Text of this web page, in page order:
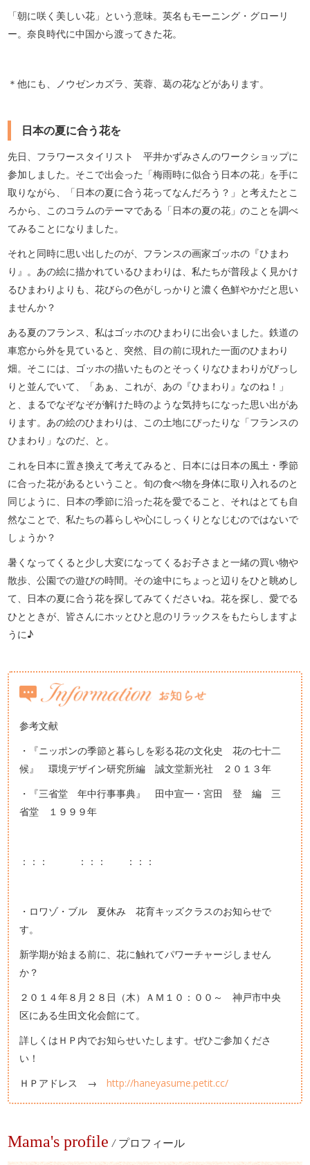
「朝に咲く美しい花」という意味。英名もモーニング・グローリ
ー。奈良時代に中国から渡ってきた花。
＊他にも、ノウゼンカズラ、芙蓉、葛の花などがあります。
日本の夏に合う花を
先日、フラワースタイリスト 平井かずみさんのワークショップに
参加しました。そこで出会った「梅雨時に似合う日本の花」を手に
取りながら、「日本の夏に合う花ってなんだろう？」と考えたとこ
ろから、このコラムのテーマである「日本の夏の花」のことを調べ
てみることになりました。
それと同時に思い出したのが、フランスの画家ゴッホの『ひまわ
り』。あの絵に描かれているひまわりは、私たちが普段よく見かけ
るひまわりよりも、花びらの色がしっかりと濃く色鮮やかだと思い
ませんか？
ある夏のフランス、私はゴッホのひまわりに出会いました。鉄道の
車窓から外を見ていると、突然、目の前に現れた一面のひまわり
畑。そこには、ゴッホの描いたものとそっくりなひまわりがびっし
りと並んでいて、「あぁ、これが、あの『ひまわり』なのね！」
と、まるでなぞなぞが解けた時のような気持ちになった思い出があ
ります。あの絵のひまわりは、この土地にぴったりな「フランスの
ひまわり」なのだ、と。
これを日本に置き換えて考えてみると、日本には日本の風土・季節
に合った花があるということ。旬の食べ物を身体に取り入れるのと
同じように、日本の季節に沿った花を愛でること、それはとても自
然なことで、私たちの暮らしや心にしっくりとなじむのではないで
しょうか？
暑くなってくると少し大変になってくるお子さまと一緒の買い物や
散歩、公園での遊びの時間。その途中にちょっと辺りをひと眺めし
て、日本の夏に合う花を探してみてくださいね。花を探し、愛でる
ひとときが、皆さんにホッとひと息のリラックスをもたらしますよ
うに♪
参考文献
・『ニッポンの季節と暮らしを彩る花の文化史 花の七十二
候』 環境デザイン研究所編 誠文堂新光社 ２０１３年
・『三省堂 年中行事事典』 田中宣一・宮田 登 編 三
省堂 １９９９年
：：： ：：： ：：：
・ロワゾ・ブル 夏休み 花育キッズクラスのお知らせで
す。
新学期が始まる前に、花に触れてパワーチャージしません
か？
２０１４年８月２８日（木）ＡＭ１０：００～ 神戸市中央
区にある生田文化会館にて。
詳しくはＨＰ内でお知らせいたします。ぜひご参加くださ
い！
ＨＰアドレス →http://haneyasume.petit.cc/
Mama's profile / プロフィール